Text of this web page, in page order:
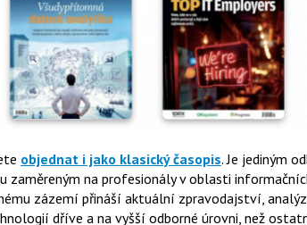
objednat i jako klasický časopis. Je jediným
zaměreným na profesionály v oblasti
zázemí přináší aktuální zpravodajství,
dříve a na vyšší odborné úrovni, než